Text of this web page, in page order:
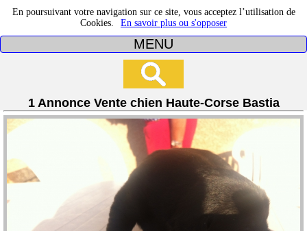
En poursuivant votre navigation sur ce site, vous acceptez l’utilisation de
Cookies.
En savoir plus ou s'opposer
MENU
1 Annonce Vente chien Haute-Corse Bastia